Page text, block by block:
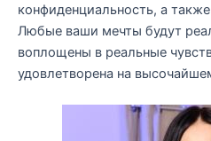
конфиденциальность, а
Любые ваши мечты будут
воплощены в реальные
удовлетворена на